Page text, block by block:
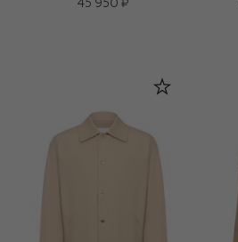
45 950 ₽